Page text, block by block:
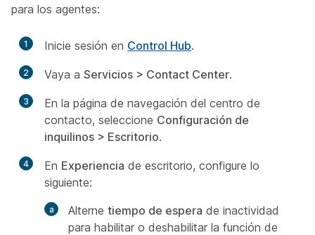
para los agentes:
1 Inicie sesión en Control Hub.
2 Vaya a Servicios > Contact Center.
3
En la página de navegación del centro de
contacto, seleccione Configuración de
inquilinos > Escritorio.
4 En Experiencia de escritorio, configure lo
siguiente:
Alterne tiempo de espera de inactividad
para habilitar o deshabilitar la función de